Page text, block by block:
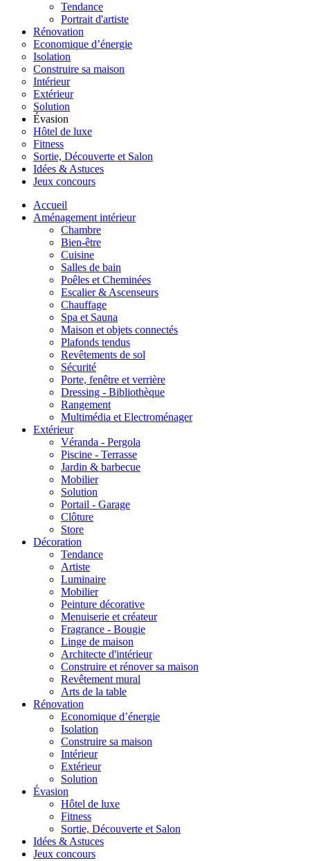
Tendance
Portrait d'artiste
Rénovation
Economique d’énergie
Isolation
Construire sa maison
Intérieur
Extérieur
Solution
Évasion
Hôtel de luxe
Fitness
Sortie, Découverte et Salon
Idées & Astuces
Jeux concours
Accueil
Aménagement intérieur
Chambre
Bien-être
Cuisine
Salles de bain
Poêles et Cheminées
Escalier & Ascenseurs
Chauffage
Spa et Sauna
Maison et objets connectés
Plafonds tendus
Revêtements de sol
Sécurité
Porte, fenêtre et verrière
Dressing - Bibliothèque
Rangement
Multimédia et Electroménager
Extérieur
Véranda - Pergola
Piscine - Terrasse
Jardin & barbecue
Mobilier
Solution
Portail - Garage
Clôture
Store
Décoration
Tendance
Artiste
Luminaire
Mobilier
Peinture décorative
Menuiserie et créateur
Fragrance - Bougie
Linge de maison
Architecte d'intérieur
Construire et rénover sa maison
Revêtement mural
Arts de la table
Rénovation
Economique d’énergie
Isolation
Construire sa maison
Intérieur
Extérieur
Solution
Évasion
Hôtel de luxe
Fitness
Sortie, Découverte et Salon
Idées & Astuces
Jeux concours